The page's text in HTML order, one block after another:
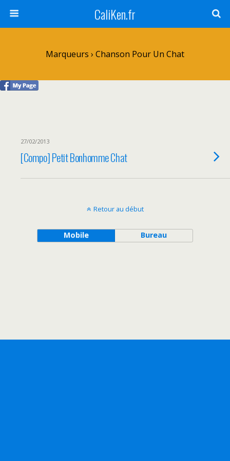
CaliKen.fr
Marqueurs › Chanson Pour Un Chat
27/02/2013
[Compo] Petit Bonhomme Chat
Retour au début
Mobile Bureau